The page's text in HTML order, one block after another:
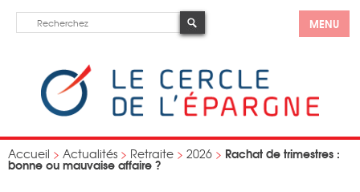
MENU
Accueil > Actualités > Retraite > 2026 > Rachat de trimestres :
bonne ou mauvaise affaire ?